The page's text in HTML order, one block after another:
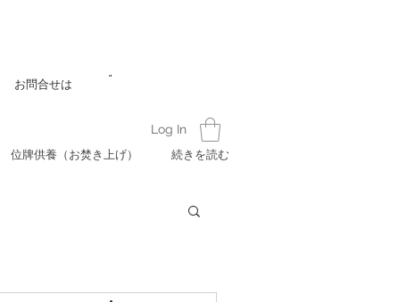
お問合せは "
Log In
位牌供養（お焚き上げ） 続きを読む